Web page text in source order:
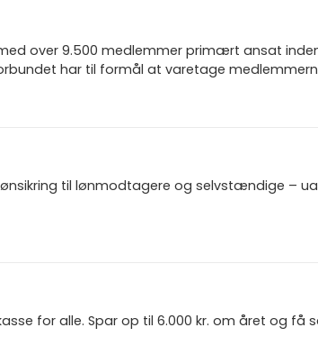
over 9.500 medlemmer primært ansat
har til formål at varetage
til lønmodtagere og selvstændige –
for alle. Spar op til 6.000 kr. om året og få